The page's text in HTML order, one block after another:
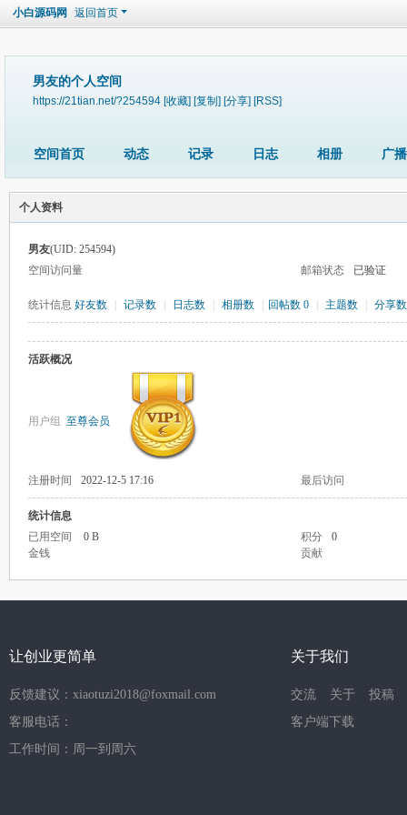
小白源码网 返回首页
男友的个人空间
https://21tian.net/?254594 [收藏] [复制] [分享] [RSS]
空间首页 动态 记录 日志 相册 广播
个人资料
男友(UID: 254594)
空间访问量
邮箱状态 已验证
统计信息 好友数 记录数 日志数 相册数 回帖数 0 主题数 分享数
活跃概况
用户组 至尊会员
注册时间 2022-12-5 17:16 最后访问
统计信息
已用空间
0 B 积分
0
金钱
贡献
让创业更简单
反馈建议：xiaotuzi2018@foxmail.com
客服电话：
工作时间：周一到周六
关于我们
交流 关于
投稿
客户端下载